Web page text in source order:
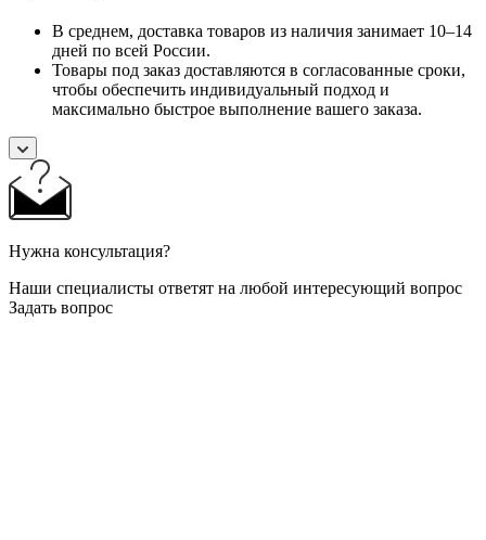
В среднем, доставка товаров из наличия занимает 10–14
дней по всей России.
Товары под заказ доставляются в согласованные сроки,
чтобы обеспечить индивидуальный подход и
максимально быстрое выполнение вашего заказа.
Нужна консультация?
Наши специалисты ответят на любой интересующий вопрос
Задать вопрос